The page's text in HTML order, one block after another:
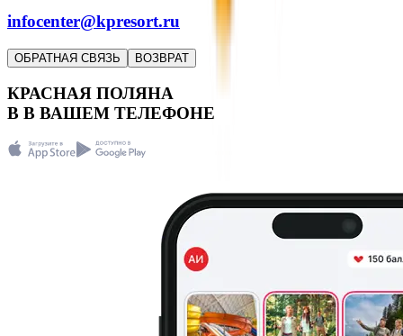
infocenter@kpresort.ru
ОБРАТНАЯ СВЯЗЬ ВОЗВРАТ
КРАСНАЯ ПОЛЯНА
В В ВАШЕМ ТЕЛЕФОНЕ